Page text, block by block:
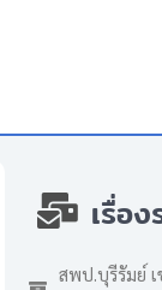
เรื่อ
สพป.บุรีรัมย์